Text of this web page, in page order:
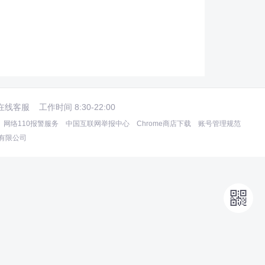

线客服 工作时间 8:30-22:00
网络110报警服务 中国互联网举报中心 Chrome商店下载
账号管理规范
限公司